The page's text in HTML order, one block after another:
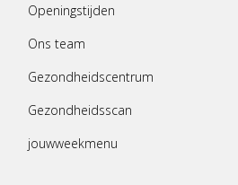
Openingstijden
Ons team
Gezondheidscentrum
Gezondheidsscan
jouwweekmenu